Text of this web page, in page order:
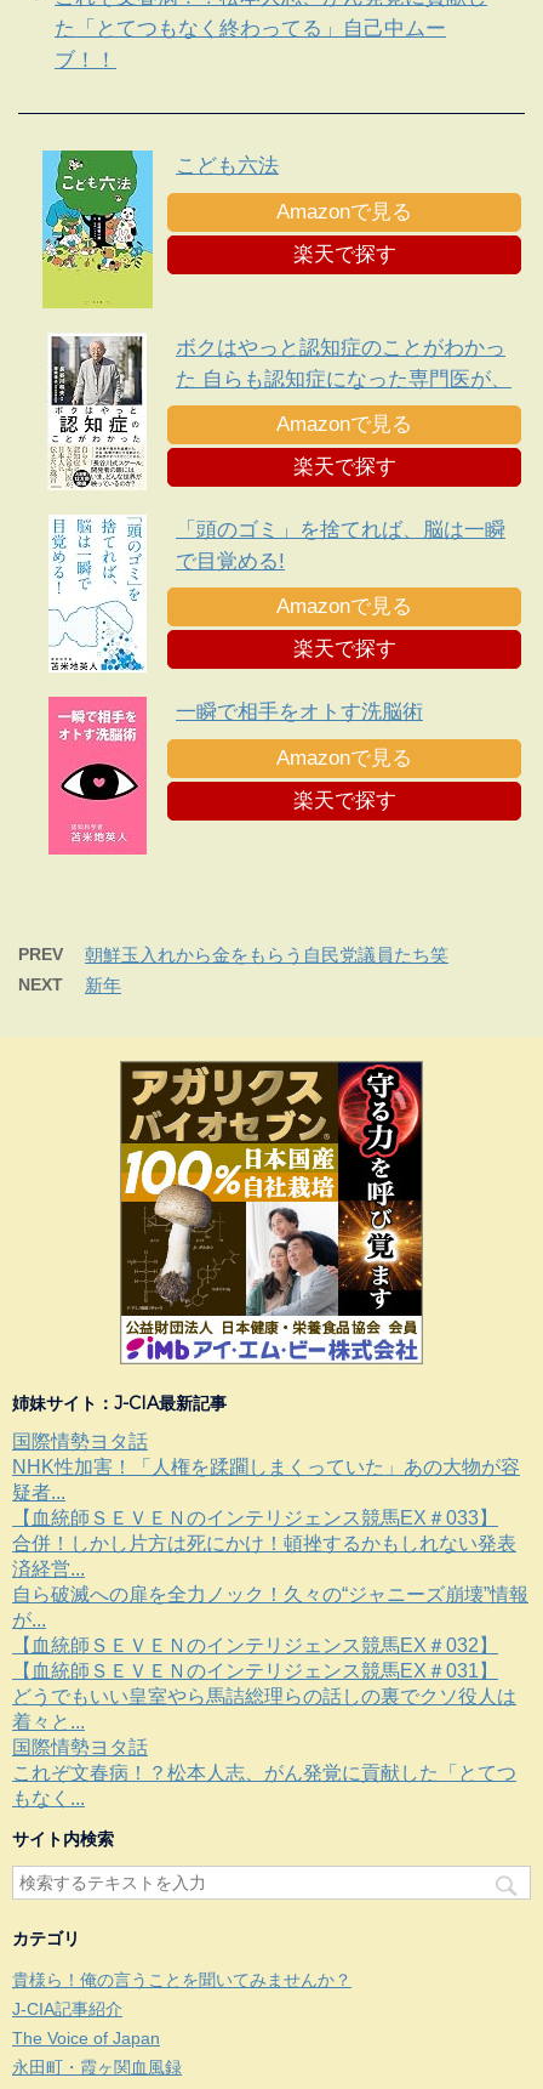
た「とてつもなく終わってる」自己中ムー
ブ！！
こども六法
Amazonで見る
楽天で探す
ボクはやっと認知症のことがわかっ
た 自らも認知症になった専門医が、
日本人に伝えたい遺言
Amazonで見る
楽天で探す
「頭のゴミ」を捨てれば、脳は一瞬
で目覚める!
Amazonで見る
楽天で探す
一瞬で相手をオトす洗脳術
Amazonで見る
楽天で探す
PREV 朝鮮玉入れから金をもらう自民党議員たち笑
NEXT 新年
姉妹サイト：J-CIA最新記事
国際情勢ヨタ話
NHK性加害！「人権を蹂躙しまくっていた」あの大物が容
疑者...
【血統師ＳＥＶＥＮのインテリジェンス競馬EX＃033】
合併！しかし片方は死にかけ！頓挫するかもしれない発表
済経営...
自ら破滅への扉を全力ノック！久々の“ジャニーズ崩壊”情報
が...
【血統師ＳＥＶＥＮのインテリジェンス競馬EX＃032】
【血統師ＳＥＶＥＮのインテリジェンス競馬EX＃031】
どうでもいい皇室やら馬詰総理らの話しの裏でクソ役人は
着々と...
国際情勢ヨタ話
これぞ文春病！？松本人志、がん発覚に貢献した「とてつ
もなく...
サイト内検索
カテゴリ
貴様ら！俺の言うことを聞いてみませんか？
J-CIA記事紹介
The Voice of Japan
永田町・霞ヶ関血風録